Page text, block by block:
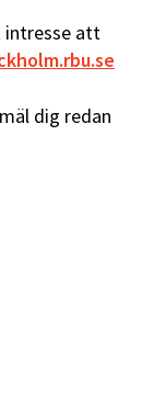
intresse att
dig redan